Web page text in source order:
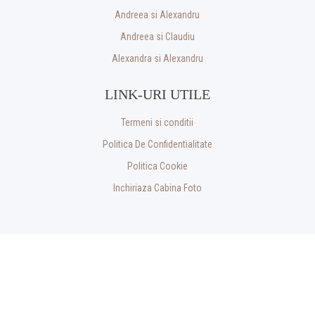
Andreea si Alexandru
Andreea si Claudiu
Alexandra si Alexandru
LINK-URI UTILE
Termeni si conditii
Politica De Confidentialitate
Politica Cookie
Inchiriaza Cabina Foto